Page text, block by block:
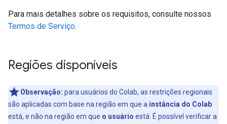
Para mais detalhes sobre os requisitos, consulte nossos
Termos de Serviço.
Regiões disponíveis
Observação: para usuários do Colab, as restrições regionais
são aplicadas com base na região em que a instância do Colab
está, e não na região em que o usuário está. É possível verificar a